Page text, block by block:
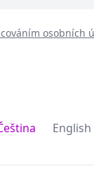
osobních
English